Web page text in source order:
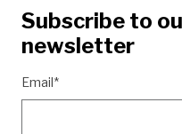
Subscribe to
newsletter
Email*